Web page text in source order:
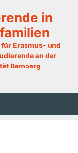
in
Erasmus- und
an der
Bamberg